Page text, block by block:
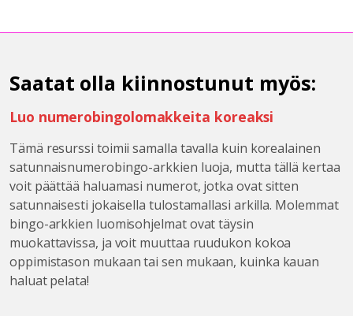
Saatat olla kiinnostunut myös:
Luo numerobingolomakkeita koreaksi
Tämä resurssi toimii samalla tavalla kuin korealainen
satunnaisnumerobingo-arkkien luoja, mutta tällä kertaa
voit päättää haluamasi numerot, jotka ovat sitten
satunnaisesti jokaisella tulostamallasi arkilla. Molemmat
bingo-arkkien luomisohjelmat ovat täysin
muokattavissa, ja voit muuttaa ruudukon kokoa
oppimistason mukaan tai sen mukaan, kuinka kauan
haluat pelata!